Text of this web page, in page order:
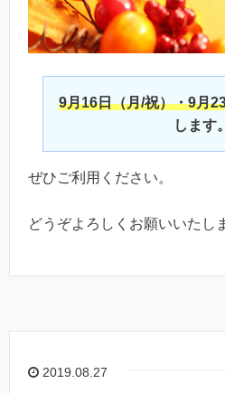
9月16日（月/祝）・9月
します。
ぜひご利用ください。
どうぞよろしくお願いいたし
2019.08.27